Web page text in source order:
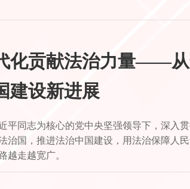
化贡献法治力量——
建设新进展
平同志为核心的党中央坚强领导下，深入
治国，推进法治中国建设，用法治保障人
越走越宽广。